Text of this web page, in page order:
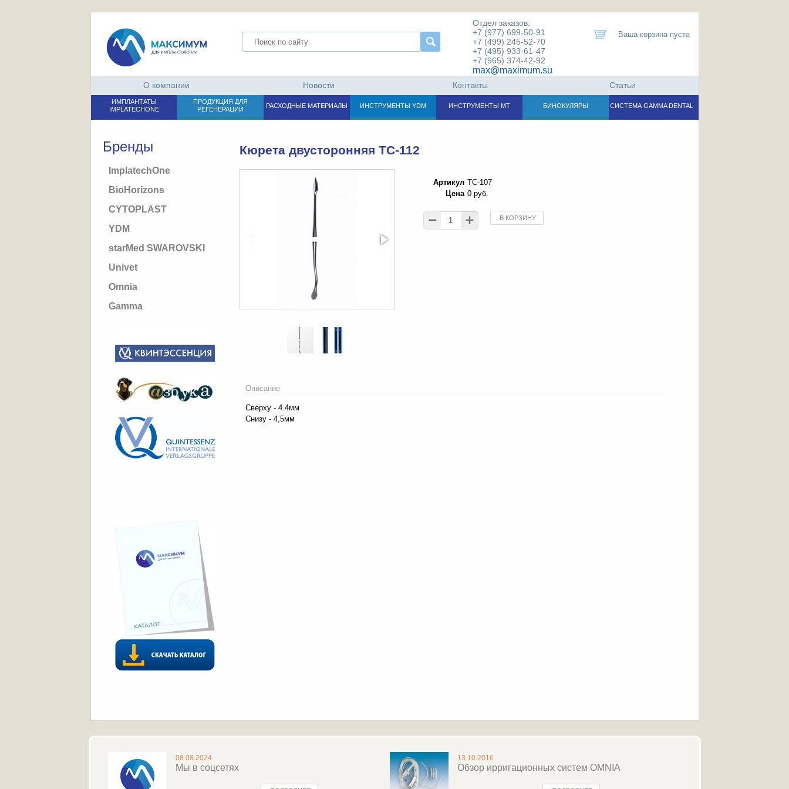
Отдел заказов:
+7 (977) 699-50-91
+7 (499) 245-52-70
+7 (495) 933-61-47
+7 (965) 374-42-92
max@maximum.su
Ваша корзина пуста
О компании Новости Контакты Статьи
ИМПЛАНТАТЫ
IMPLATECHONE
ПРОДУКЦИЯ ДЛЯ
РЕГЕНЕРАЦИИ
РАСХОДНЫЕ МАТЕРИАЛЫ ИНСТРУМЕНТЫ YDM ИНСТРУМЕНТЫ МТ БИНОКУЛЯРЫ СИСТЕМА GAMMA DENTAL
Бренды
ImplatechOne
BioHorizons
CYTOPLAST
YDM
starMed SWAROVSKI
Univet
Omnia
Gamma
Кюрета двусторонняя TC-112
Артикул TC-107
Цена 0 руб.
В КОРЗИНУ
Описание
Сверху - 4.4мм
Снизу - 4,5мм
08.08.2024
Мы в соцсетях
13.10.2016
Обзор ирригационных систем OMNIA